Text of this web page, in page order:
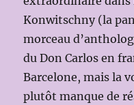
Konwitschny (la
morceau
du Don Carlos en
Barcelone, mais la
plutôt manque de